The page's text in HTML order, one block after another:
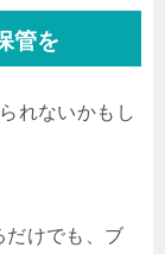
管を
れないかもし
だけでも、ブ